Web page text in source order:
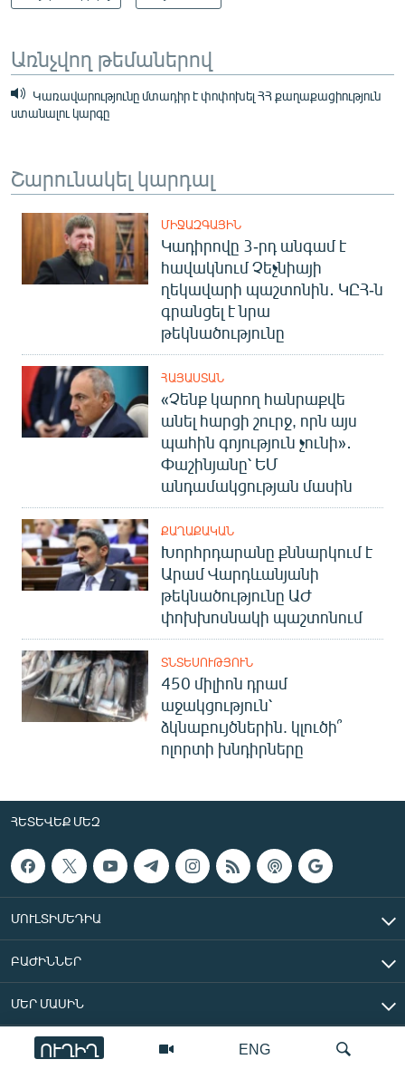
ENG
ՈՒՂԻՂ
Առնչվող թեմաներով
Կառավարությունը մտադիր է փոփոխել ՀՀ քաղաքացիություն
ստանալու կարգը
Շարունակել կարդալ
ՄԻՋԱԶԳԱՅԻՆ
Կադիրովը 3-րդ անգամ է
հավակնում Չեչնիայի
ղեկավարի պաշտոնին․ ԿԸՀ-ն
գրանցել է նրա
թեկնածությունը
ՀԱՅԱՍՏԱՆ
«Չենք կարող հանրաքվե
անել հարցի շուրջ, որն այս
պահին գոյություն չունի»․
Փաշինյանը՝ ԵՄ
անդամակցության մասին
ՔԱՂԱՔԱԿԱՆ
Խորհրդարանը քննարկում է
Արամ Վարդևանյանի
թեկնածությունը ԱԺ
փոխխոսնակի պաշտոնում
ՏՆՏԵՍՈՒԹՅՈՒՆ
450 միլիոն դրամ
աջակցություն՝
ձկնաբույծներին. կլուծի՞
ոլորտի խնդիրները
ՀԵՏԵՎԵՔ ՄԵԶ
ՄՈՒԼՏԻՄԵԴԻԱ
ԲԱԺԻՆՆԵՐ
ՄԵՐ ՄԱՍԻՆ
«Ազատ Եվրոպա/Ազատություն» ռադիոկայան © 2026